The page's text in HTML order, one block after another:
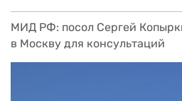
МИД РФ: посол Сергей
в Москву для консультаций